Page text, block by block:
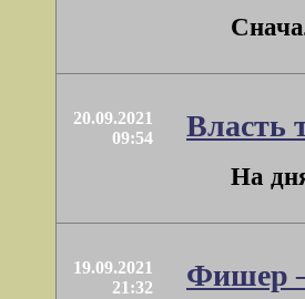
20.09.2021
09:54
Власть
На
19.09.2021
21:32
Фишер